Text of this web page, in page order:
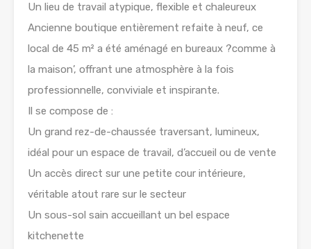
Un lieu de travail atypique, flexible et chaleureux
Ancienne boutique entièrement refaite à neuf, ce
local de 45 m² a été aménagé en bureaux ?comme à
la maison’, offrant une atmosphère à la fois
professionnelle, conviviale et inspirante.
Il se compose de :
Un grand rez-de-chaussée traversant, lumineux,
idéal pour un espace de travail, d’accueil ou de vente
Un accès direct sur une petite cour intérieure,
véritable atout rare sur le secteur
Un sous-sol sain accueillant un bel espace
kitchenette